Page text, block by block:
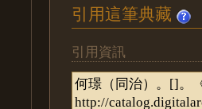
引用這筆典藏
引用資訊